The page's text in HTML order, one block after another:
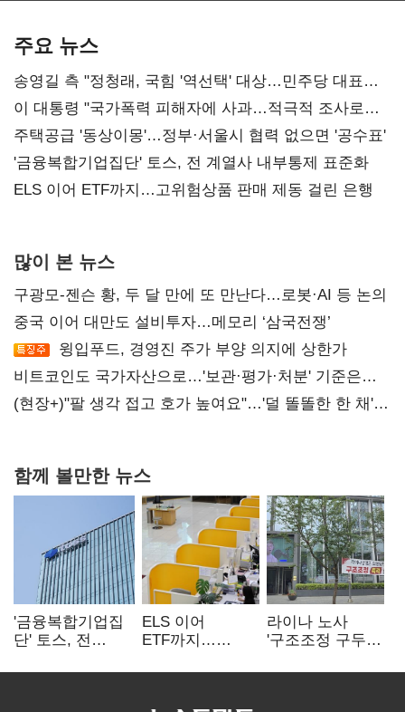
주요 뉴스
송영길 측 "정청래, 국힘 '역선택' 대상…민주당 대표로
총선 지휘 못해"
이 대통령 "국가폭력 피해자에 사과…적극적 조사로
진실 밝혀야"
주택공급 '동상이몽'…정부·서울시 협력 없으면 '공수표'
'금융복합기업집단' 토스, 전 계열사 내부통제 표준화
ELS 이어 ETF까지…고위험상품 판매 제동 걸린 은행
많이 본 뉴스
구광모-젠슨 황, 두 달 만에 또 만난다…로봇·AI 등 논의
중국 이어 대만도 설비투자…메모리 ‘삼국전쟁’
윙입푸드, 경영진 주가 부양 의지에 상한가
비트코인도 국가자산으로…'보관·평가·처분' 기준은
숙제
(현장+)"팔 생각 접고 호가 높여요"…'덜 똘똘한 한 채'
함께 볼만한 뉴스
'금융복합기업집
단' 토스, 전
표준화
ELS 이어
ETF까지…
제동 걸린 은행
라이나 노사
'구조조정 구두